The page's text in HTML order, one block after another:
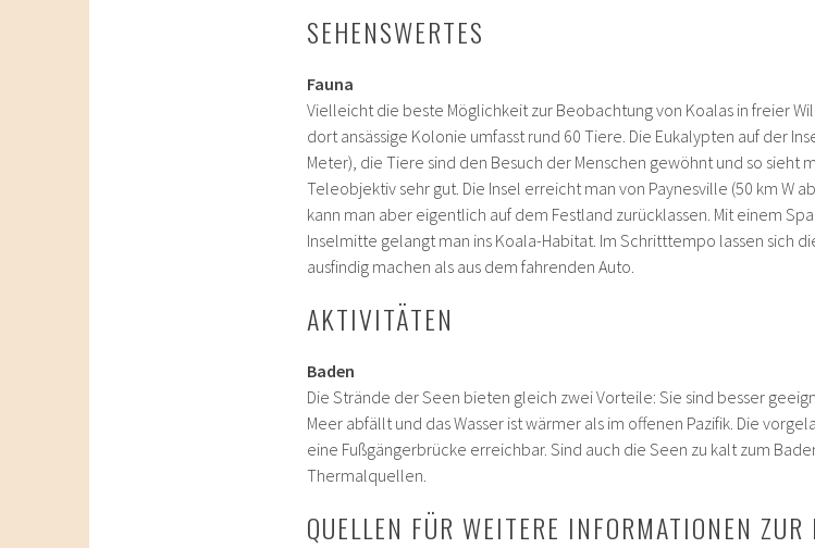
SEHENSWERTES
Fauna
Vielleicht die beste Möglichkeit zur Beobachtung von Koalas in freier
dort ansässige Kolonie umfasst rund 60 Tiere. Die Eukalypten auf der
Meter), die Tiere sind den Besuch der Menschen gewöhnt und so sieht
Teleobjektiv sehr gut. Die Insel erreicht man von Paynesville (50 km W
kann man aber eigentlich auf dem Festland zurücklassen. Mit einem
Inselmitte gelangt man ins Koala-Habitat. Im Schritttempo lassen sich
ausfindig machen als aus dem fahrenden Auto.
AKTIVITÄTEN
Baden
Die Strände der Seen bieten gleich zwei Vorteile: Sie sind besser
Meer abfällt und das Wasser ist wärmer als im offenen Pazifik. Die
eine Fußgängerbrücke erreichbar. Sind auch die Seen zu kalt zum
Thermalquellen.
QUELLEN FÜR WEITERE INFORMATIONEN ZUR